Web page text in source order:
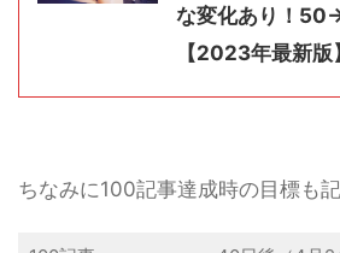
な変化あり！
【2023年最新版】
ちなみに100記事達成時の目標も